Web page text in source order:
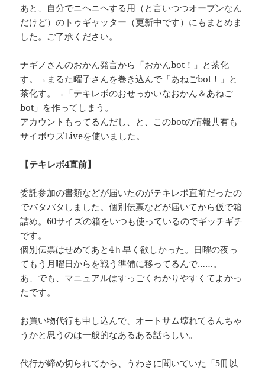
あと、自分でニヘニヘする用（と言いつつオープンなん
だけど）のトゥギャッター（更新中です）にもまとめま
した。ご了承ください。
ナギノさんのおかん発言から「おかんbot！」と茶化
す。→まるた曜子さんを巻き込んで「あねごbot！」と
茶化す。→「テキレボのおせっかいなおかん＆あねご
bot」を作ってしまう。
アカウントもってるんだし、と、このbotの情報共有も
サイボウズLiveを使いました。
【テキレボ4直前】
委託参加の書類などが届いたのがテキレボ直前だったの
でバタバタしました。個別伝票などが届いてから仮で箱
詰め。60サイズの箱をいつも使っているのでギッチギチ
です。
個別伝票はせめてあと4ｈ早く欲しかった。日曜の夜っ
てもう月曜日からを戦う準備に移ってるんで……。
あ、でも、マニュアルはすっごくわかりやすくてよかっ
たです。
お買い物代行も申し込んで、オートサム壊れてるんちゃ
うかと思うのは一般的なあるある話らしい。
代行が締め切られてから、うわさに聞いていた「5冊以